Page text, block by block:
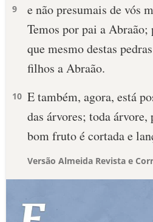
9
e não presumais de vós
Temos por pai a Abraão;
que mesmo destas
filhos a Abraão.
10 E também, agora, está
das árvores; toda
bom fruto é cortada e
Versão Almeida Revista e